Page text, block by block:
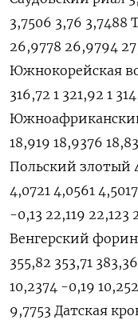
3,7506 3,76 3,7488
26,9778 26,9794
Южнокорейская
316,72 1 321,92 1
Южноафриканский
18,919 18,9376
Польский злотый
4,0721 4,0561
-0,13 22,119 22,123
Венгерский
355,82 353,71
10,2374 -0,19
9,7753 Датская